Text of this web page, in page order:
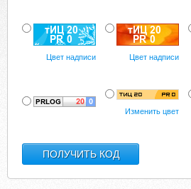
Цвет надписи Цвет надписи
Изменить цвет